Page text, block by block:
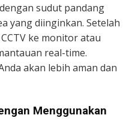
sudut pandang
yang diinginkan. Setelah
ke monitor atau
real-time.
akan lebih aman dan
Menggunakan